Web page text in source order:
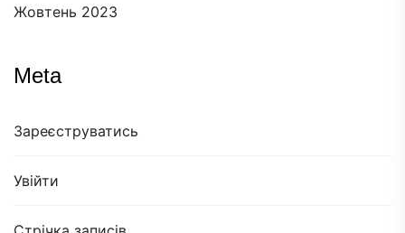
Жовтень 2023
Meta
Зареєструватись
Увійти